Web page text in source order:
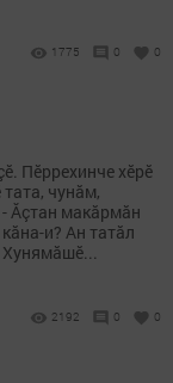
1775 0 0
Пӗррехинче хӗрӗ
чунăм,
Ăçтан макăрмăн
и? Ан татăл
Хунямăшӗ...
2192 0 0